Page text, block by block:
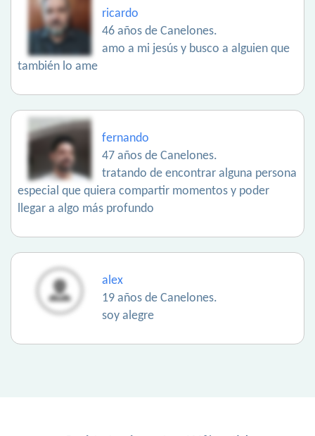
ricardo
46 años de Canelones.
amo a mi jesús y busco a alguien que
también lo ame
fernando
47 años de Canelones.
tratando de encontrar alguna persona
especial que quiera compartir momentos y poder
llegar a algo más profundo
alex
19 años de Canelones.
soy alegre